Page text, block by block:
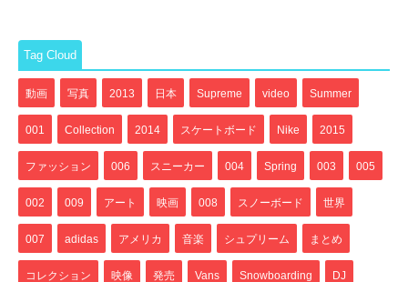
Tag Cloud
動画 写真 2013 日本 Supreme video Summer
001 Collection 2014 スケートボード Nike 2015
ファッション 006 スニーカー 004 Spring 003 005
002 009 アート 映画 008 スノーボード 世界
007 adidas アメリカ 音楽 シュプリーム まとめ
コレクション 映像 発売 Vans Snowboarding DJ